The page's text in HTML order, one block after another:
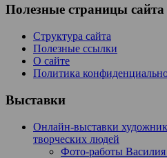
Полезные страницы сайта
Структура сайта
Полезные ссылки
О сайте
Политика
Выставки
Онлайн-выставки
творческих людей
Фото-работы